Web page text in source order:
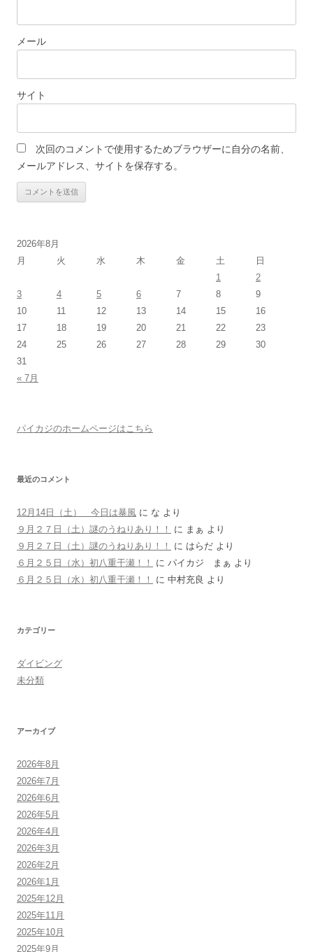
メール
サイト
次回のコメントで使用するためブラウザーに自分の名前、
メールアドレス、サイトを保存する。
2026年8月
月
火 水 木 金 土
日
1
2
3
4 5 6 7 8
9
10
11 12 13 14 15
16
17
18 19 20 21 22
23
24
25 26 27 28 29
30
31
« 7月
パイカジのホームページはこちら
最近のコメント
12月14日（土） 今日は暴風 に な より
９月２７日（土）謎のうねりあり！！
に まぁ より
９月２７日（土）謎のうねりあり！！
に はらだ より
６月２５日（水）初八重干瀬！！
に パイカジ まぁ より
６月２５日（水）初八重干瀬！！
に 中村充良 より
カテゴリー
ダイビング
未分類
アーカイブ
2026年8月
2026年7月
2026年6月
2026年5月
2026年4月
2026年3月
2026年2月
2026年1月
2025年12月
2025年11月
2025年10月
2025年9月